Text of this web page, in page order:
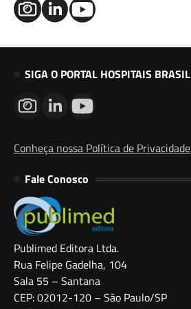
SIGA O PORTAL HOSPITAIS BRASIL
Conheça nossa Política de Privacidade
Fale Conosco
Publimed Editora Ltda.
Rua Felipe Gadelha, 104
Sala 55 – Santana
CEP: 02012-120 – São Paulo/SP